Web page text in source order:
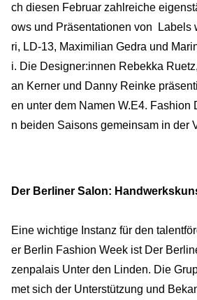
ch diesen Februar zahlreiche
ows und Präsentationen von Labels
ri, LD-13, Maximilian Gedra und
i. Die Designer:innen Rebekka
an Kerner und Danny Reinke
en unter dem Namen W.E4. Fashion
n beiden Saisons gemeinsam in der
Der Berliner Salon:
Eine wichtige Instanz für den
er Berlin Fashion Week ist Der
zenpalais Unter den Linden. Die
met sich der Unterstützung und